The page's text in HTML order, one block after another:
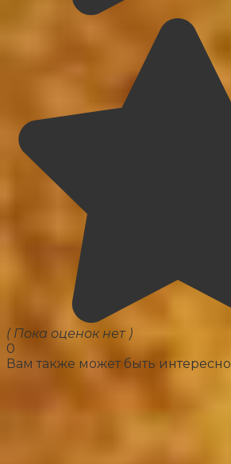
( Пока оценок нет )
0
Вам также может быть интересно